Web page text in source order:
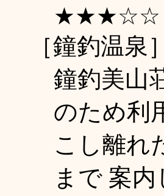
★★★☆☆
［鐘釣温泉］
鐘釣美山
のため利
こし離れ
まで 案